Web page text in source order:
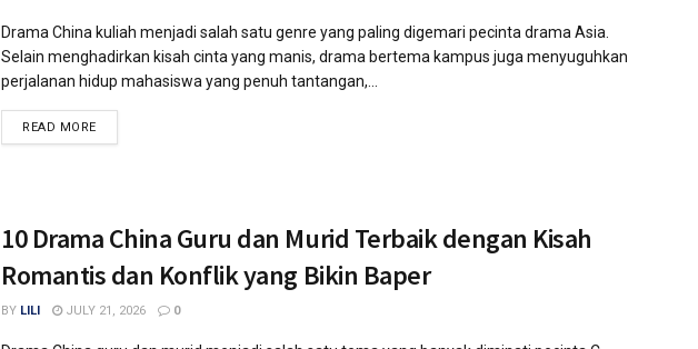
Drama China kuliah menjadi salah satu genre yang paling digemari pecinta drama Asia.
Selain menghadirkan kisah cinta yang manis, drama bertema kampus juga menyuguhkan
perjalanan hidup mahasiswa yang penuh tantangan,...
READ MORE
10 Drama China Guru dan Murid Terbaik dengan Kisah
Romantis dan Konflik yang Bikin Baper
BY LILI JULY 21, 2026 0